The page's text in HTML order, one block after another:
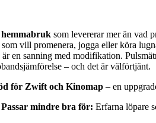
som levererar mer än vad
vill promenera, jogga eller köra
en sanning med modifikation.
– och det är välförtjänt.
för Zwift och Kinomap – en
Passar mindre bra för: Erfarna löpare